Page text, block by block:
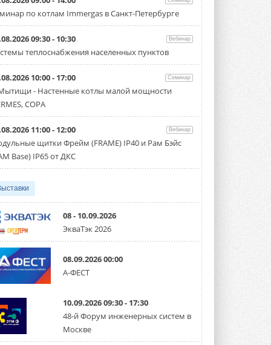
потребление на 60%
Исследователи из Италии установили ...
4 АВГУСТА 2026
«РУСКЛИМАТ Fest 2026» в Уфе
собрал свыше 700 профи
климатической отрасли
Организатором выступил торгово-
производственный холдинг ...
ЦОД с плотностью 54 кВт на
стойку
Испытания прошли на собственной
производственной площадке и были ...
3 АВГУСТА 2026
систему DVM на R32
Линейка включает семь типоразмеров
производительностью от 22,4 до 56 кВт.
Суммарная длина трубопроводов ...
3 АВГУСТА 2026
«СиСофт Девелопмент» подвел
итоги конкурса студенческих
стартует уже в сентябре 2026 года ...
3 АВГУСТА 2026
«Русклимат» укрепляет
по котлам Immergas в Санкт-Петербурге
09:30 - 10:30 Вебинар
теплоснабжения населенных пунктов
10:00 - 17:00 Семинар
- Настенные котлы малой мощности
COPA
11:00 - 12:00 Вебинар
щитки Фрейм (FRAME) IP40 и Рам Бэйс
Base) IP65 от ДКС
08 - 10.09.2026
ЭкваТэк 2026
08.09.2026 00:00
А-ФЕСТ
10.09.2026 09:30 - 17:30
48-й Форум инженерных систем в
Москве